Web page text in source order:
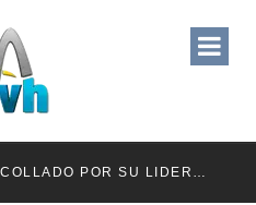
FCCA RECONOCE A DAVID COLLADO POR SU LIDERAZGO EN EL CRECIMIENTO DE LA INDUSTRIA DE CRUCEROS EN RD